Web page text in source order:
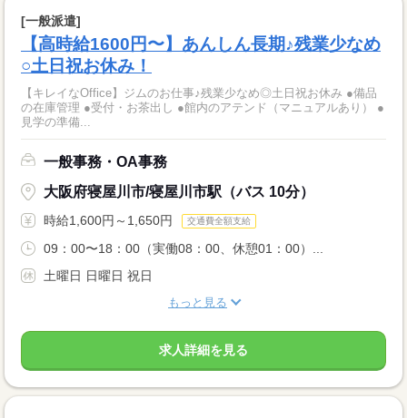
[一般派遣]
【高時給1600円〜】あんしん長期♪残業少なめ
○土日祝お休み！
【キレイなOffice】ジムのお仕事♪残業少なめ◎土日祝お休み ●備品
の在庫管理 ●受付・お茶出し ●館内のアテンド（マニュアルあり） ●
見学の準備...
一般事務・OA事務
大阪府寝屋川市/寝屋川市駅（バス 10分）
時給1,600円～1,650円 交通費全額支給
09：00〜18：00（実働08：00、休憩01：00）...
土曜日 日曜日 祝日
もっと見る
求人詳細を見る